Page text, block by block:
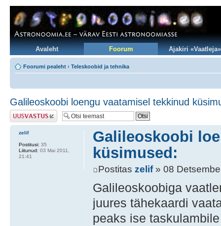
Avaleht Foorum Ajakiri «Vaatleja»
Foorumi pealeht ‹ Teleskoobid ja tehnika
Galileoskoobi loengu vaatamisel tekkinud
Postita vastus
Galileoskoobi
küsimused:
Postitaszelif» 08
Galileoskoobiga
juures tähekaardi
peaks ise
zelif
Postitusi: 35
Liitunud: 03 Mai 2011,
21:41